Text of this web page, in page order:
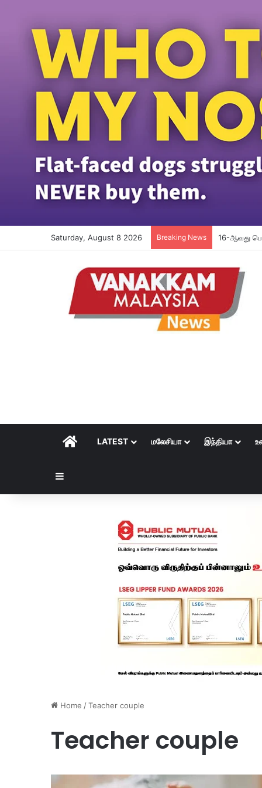
Saturday, August 8 2026 Breaking News
HOMELATEST மலேசியா இந்தியா
Home /Teacher couple
Teacher couple